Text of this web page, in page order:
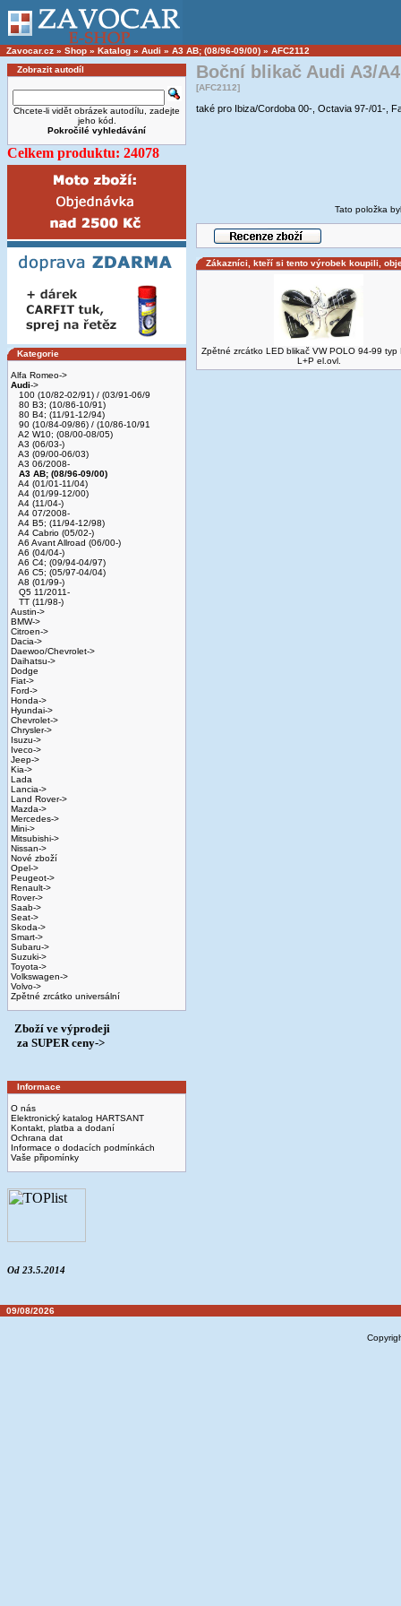
Zavocar.cz » Shop » Katalog » Audi » A3 AB; (08/96-09/00) » AFC2112
Zobrazit autodíl
Chcete-li vidět obrázek autodílu, zadejte
jeho kód.
Pokročilé vyhledávání
Celkem produktu: 24078
Kategorie
Alfa Romeo->
Audi->
100 (10/82-02/91) / (03/91-06/9
80 B3; (10/86-10/91)
80 B4; (11/91-12/94)
90 (10/84-09/86) / (10/86-10/91
A2 W10; (08/00-08/05)
A3 (06/03-)
A3 (09/00-06/03)
A3 06/2008-
A3 AB; (08/96-09/00)
A4 (01/01-11/04)
A4 (01/99-12/00)
A4 (11/04-)
A4 07/2008-
A4 B5; (11/94-12/98)
A4 Cabrio (05/02-)
A6 Avant Allroad (06/00-)
A6 (04/04-)
A6 C4; (09/94-04/97)
A6 C5; (05/97-04/04)
A8 (01/99-)
Q5 11/2011-
TT (11/98-)
Austin->
BMW->
Citroen->
Dacia->
Daewoo/Chevrolet->
Daihatsu->
Dodge
Fiat->
Ford->
Honda->
Hyundai->
Chevrolet->
Chrysler->
Isuzu->
Iveco->
Jeep->
Kia->
Lada
Lancia->
Land Rover->
Mazda->
Mercedes->
Mini->
Mitsubishi->
Nissan->
Nové zboží
Opel->
Peugeot->
Renault->
Rover->
Saab->
Seat->
Skoda->
Smart->
Subaru->
Suzuki->
Toyota->
Volkswagen->
Volvo->
Zpětné zrcátko universální
Zboží ve výprodeji
­ za SUPER ceny->
Informace
O nás
Elektronický katalog HARTSANT
Kontakt, platba a dodaní
Ochrana dat
Informace o dodacích podmínkách
Vaše připomínky
Od 23.5.2014
Boční blikač Audi A3/
[AFC2112]
také pro Ibiza/Cordoba 00-, Octavia 97-/01-,
Tato položka
Zákazníci, kteří si tento výrobek koupili,
Zpětné zrcátko LED blikač VW POLO 94-99 typ
L+P el.ovl.
09/08/2026